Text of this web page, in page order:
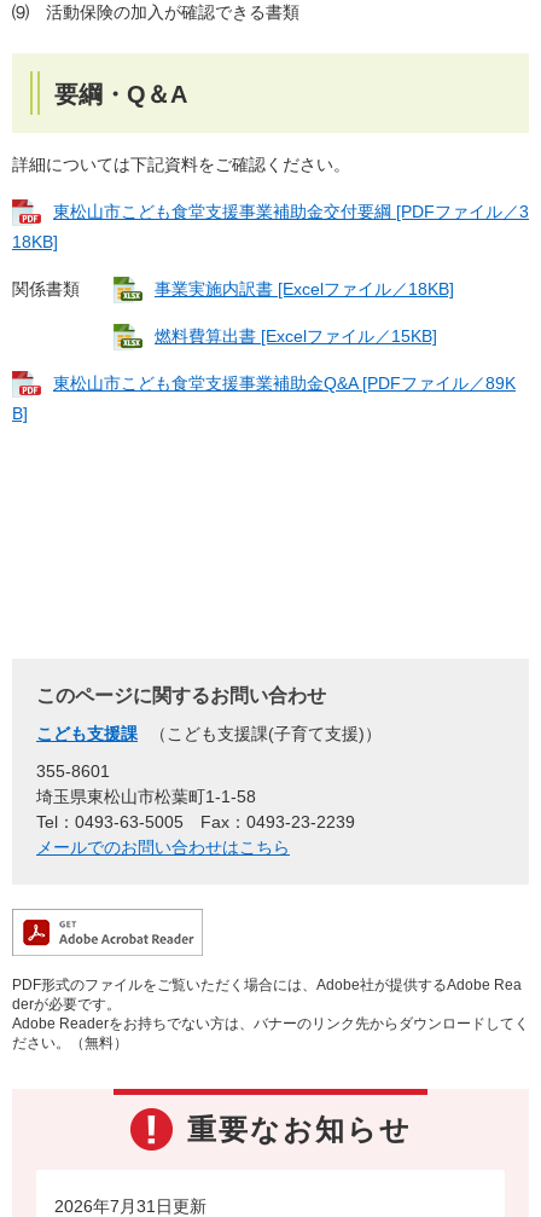
⑼ 活動保険の加入が確認できる書類
要綱・Q＆A
詳細については下記資料をご確認ください。
東松山市こども食堂支援事業補助金交付要綱 [PDFファイル／3
18KB]
関係書類 事業実施内訳書 [Excelファイル／18KB]
燃料費算出書 [Excelファイル／15KB]
東松山市こども食堂支援事業補助金Q&A [PDFファイル／89K
B]
このページに関するお問い合わせ
こども支援課
こども支援課(子育て支援)
355-8601
埼玉県東松山市松葉町1-1-58
Tel：0493-63-5005
Fax：0493-23-2239
メールでのお問い合わせはこちら
PDF形式のファイルをご覧いただく場合には、Adobe社が提供するAdobe Rea
derが必要です。
Adobe Readerをお持ちでない方は、バナーのリンク先からダウンロードしてく
ださい。（無料）
重要なお知らせ
2026年7月31日更新